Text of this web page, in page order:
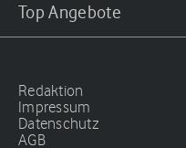
Top Angebote
Redaktion
Impressum
Datenschutz
AGB